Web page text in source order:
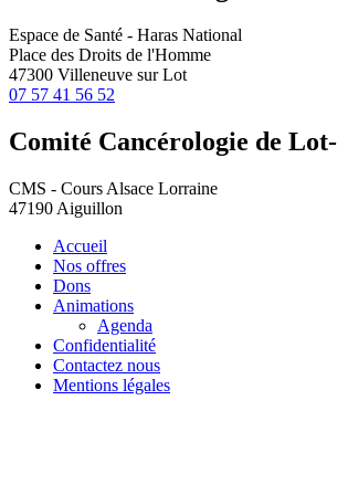
Espace de Santé - Haras National
Place des Droits de l'Homme
47300 Villeneuve sur Lot
07 57 41 56 52
Comité Cancérologie de
CMS - Cours Alsace Lorraine
47190
Accueil
Nos offres
Dons
Animations
Agenda
Confidentialité
Contactez nous
Mentions légales